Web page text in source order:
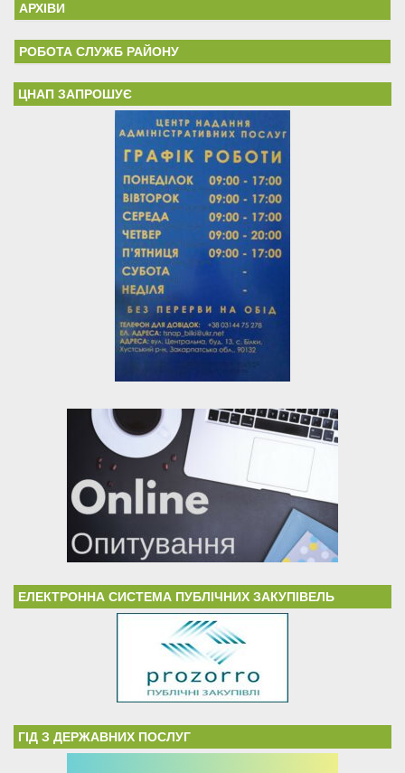
АРХІВИ
РОБОТА СЛУЖБ РАЙОНУ
ЦНАП ЗАПРОШУЄ
ЕЛЕКТРОННА СИСТЕМА ПУБЛІЧНИХ ЗАКУПІВЕЛЬ
ГІД З ДЕРЖАВНИХ ПОСЛУГ